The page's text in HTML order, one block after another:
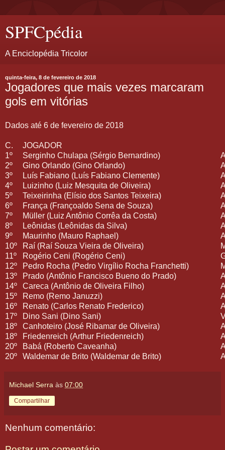
SPFCpédia
A Enciclopédia Tricolor
quinta-feira, 8 de fevereiro de 2018
Jogadores que mais vezes marcaram
gols em vitórias
Dados até 6 de fevereiro de 2018
C.
JOGADOR
1º
Serginho Chulapa (Sérgio Bernardino)
2º
Gino Orlando (Gino Orlando)
3º
Luís Fabiano (Luís Fabiano Clemente)
4º
Luizinho (Luiz Mesquita de Oliveira)
5º
Teixeirinha (Elísio dos Santos Teixeira)
6º
França (Françoaldo Sena de Souza)
7º
Müller (Luiz Antônio Corrêa da Costa)
8º
Leônidas (Leônidas da Silva)
9º
Maurinho (Mauro Raphael)
10º
Raí (Raí Souza Vieira de Oliveira)
11º
Rogério Ceni (Rogério Ceni)
12º
Pedro Rocha (Pedro Virgílio Rocha Franchetti)
13º
Prado (Antônio Francisco Bueno do Prado)
14º
Careca (Antônio de Oliveira Filho)
15º
Remo (Remo Januzzi)
16º
Renato (Carlos Renato Frederico)
17º
Dino Sani (Dino Sani)
18º
Canhoteiro (José Ribamar de Oliveira)
18º
Friedenreich (Arthur Friedenreich)
20º
Babá (Roberto Caveanha)
20º
Waldemar de Brito (Waldemar de Brito)
Michael Serra às 07:00
Compartilhar
Nenhum comentário: